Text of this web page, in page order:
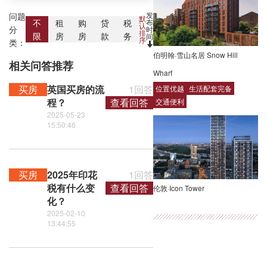
问题
分
类：
不
限
租
房
购
房
贷
款
税
务
默
认
排
序
发
布
时
间
相关问答推荐
买房
英国买房的流
程？
2025-05-23
15:50:46
1回答
查看回答
买房
2025年印花
税有什么变
化？
2025-02-10
13:44:55
1回答
查看回答
伯明翰·雪山名居 Snow Hill
Wharf
位置优越 生活配套完备
交通便利
伦敦·Icon Tower